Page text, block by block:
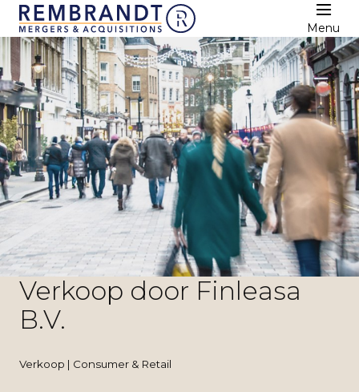
Menu
Verkoop door Finleasa
B.V.
Verkoop | Consumer & Retail